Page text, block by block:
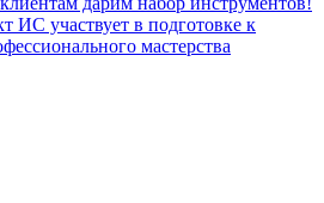
ИС участвует в подготовке к
мастерства